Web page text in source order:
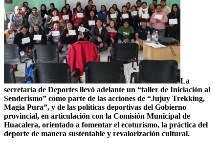
La
secretaría de Deportes llevó adelante un “taller de Iniciación al
Senderismo” como parte de las acciones de “Jujuy Trekking,
Magia Pura”, y de las políticas deportivas del Gobierno
provincial, en articulación con la Comisión Municipal de
Huacalera, orientado a fomentar el ecoturismo, la práctica del
deporte de manera sustentable y revalorización cultural.